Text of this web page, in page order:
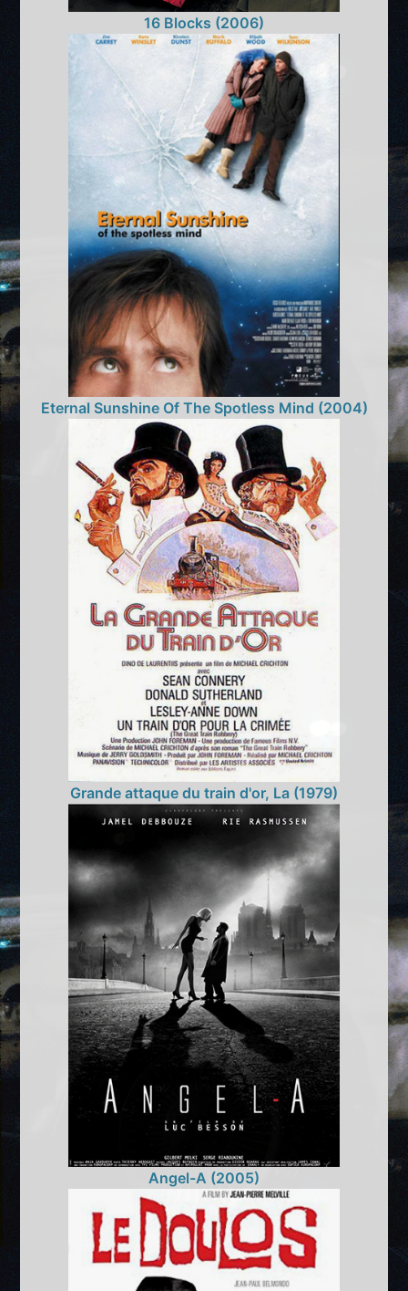
16 Blocks (2006)
Eternal Sunshine Of The Spotless Mind (2004)
Grande attaque du train d'or, La (1979)
Angel-A (2005)